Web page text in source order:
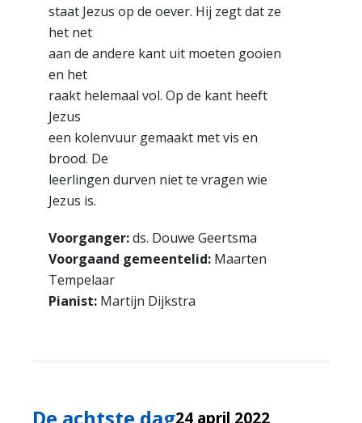
staat Jezus op de oever. Hij zegt dat ze
het net
aan de andere kant uit moeten gooien
en het
raakt helemaal vol. Op de kant heeft
Jezus
een kolenvuur gemaakt met vis en
brood. De
leerlingen durven niet te vragen wie
Jezus is.
Voorganger:ds. Douwe Geertsma
Voorgaand gemeentelid: Maarten
Tempelaar
Pianist: Martijn Dijkstra
De achtste dag24 april 2022